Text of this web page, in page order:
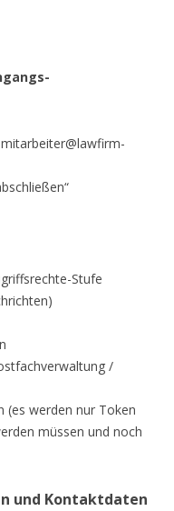
Stufe
/
(es werden nur Token
müssen und noch
und Kontaktdaten